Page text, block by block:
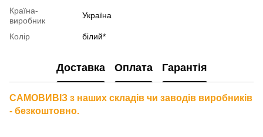
Країна-
виробник
Україна
Колір білий*
Доставка Оплата Гарантія
САМОВИВІЗ з наших складів чи заводів виробників
- безкоштовно.